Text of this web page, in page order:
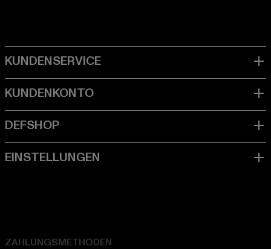
ZAHLUNGSMETHODEN